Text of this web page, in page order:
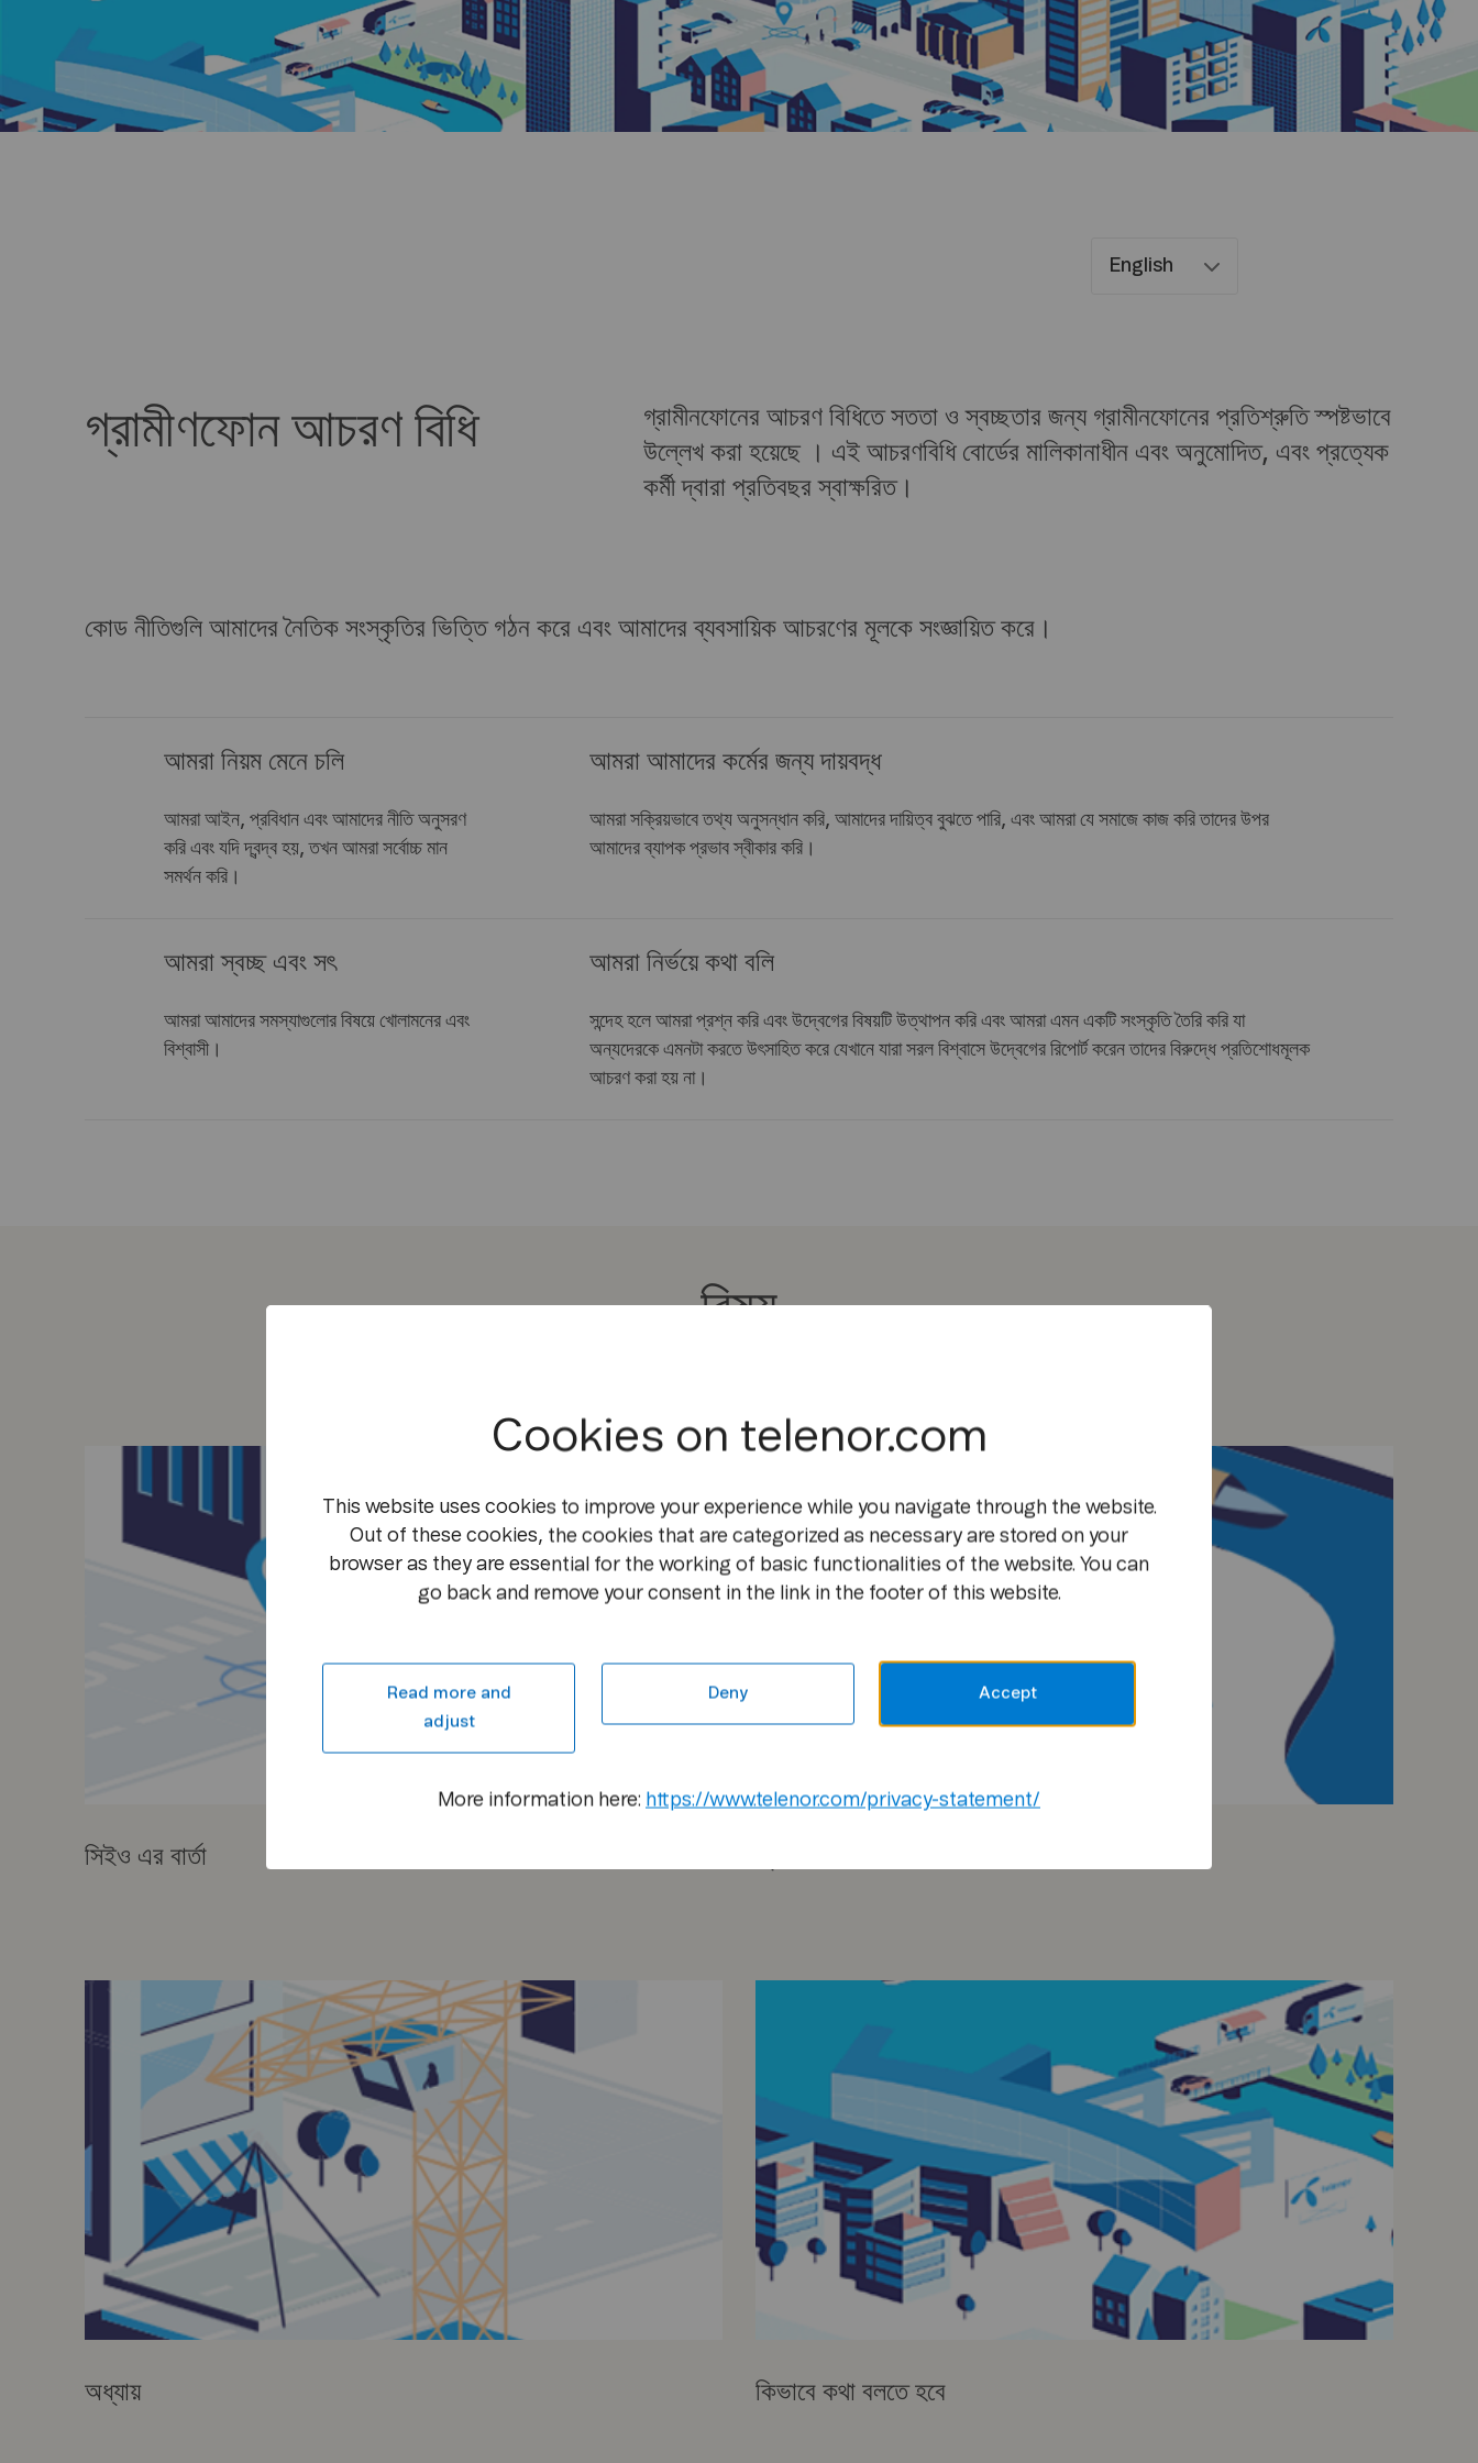
English
اردو গ্রামীণফোন আচরণ বিধি
গ্রামীনফোনের আচরণ বিধিতে সততা ও স্বচ্ছতার জন্য গ্রামীনফোনের প্রতিশ্রুতি স্পষ্টভাবে
উল্লেখ করা হয়েছে । এই আচরণবিধি বোর্ডের মালিকানাধীন এবং অনুমোদিত, এবং প্রত্যেক
কর্মী দ্বারা প্রতিবছর স্বাক্ষরিত।
কোড নীতিগুলি আমাদের নৈতিক সংস্কৃতির ভিত্তি গঠন করে এবং আমাদের ব্যবসায়িক আচরণের মূলকে সংজ্ঞায়িত করে।
আমরা নিয়ম মেনে চলি
আমরা আইন, প্রবিধান এবং আমাদের নীতি অনুসরণ
করি এবং যদি দ্বন্দ্ব হয়, তখন আমরা সর্বোচ্চ মান
সমর্থন করি।
আমরা আমাদের কর্মের জন্য দায়বদ্ধ
আমরা সক্রিয়ভাবে তথ্য অনুসন্ধান করি, আমাদের দায়িত্ব বুঝতে পারি, এবং আমরা যে সমাজে কাজ করি তাদের উপর
আমাদের ব্যাপক প্রভাব স্বীকার করি।
আমরা স্বচ্ছ এবং সৎ
আমরা আমাদের সমস্যাগুলোর বিষয়ে খোলামনের এবং
বিশ্বাসী।
আমরা নির্ভয়ে কথা বলি
সন্দেহ হলে আমরা প্রশ্ন করি এবং উদ্বেগের বিষয়টি উত্থাপন করি এবং আমরা এমন একটি সংস্কৃতি তৈরি করি যা
অন্যদেরকে এমনটা করতে উৎসাহিত করে যেখানে যারা সরল বিশ্বাসে উদ্বেগের রিপোর্ট করেন তাদের বিরুদ্ধে প্রতিশোধমূলক
আচরণ করা হয় না।
বিষয়
সিইও এর বার্তা
অধ্যায় কিভাবে কথা বলতে হবে
Cookies on telenor.com
This website uses cookies to improve your experience while you navigate through the website.
Out of these cookies, the cookies that are categorized as necessary are stored on your
browser as they are essential for the working of basic functionalities of the website. You can
go back and remove your consent in the link in the footer of this website.
Read more and
adjust
Deny Accept
More information here: https://www.telenor.com/privacy-statement/